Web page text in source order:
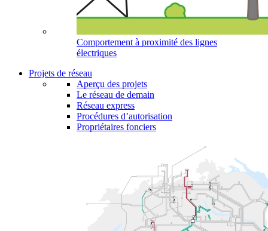
Comportement à proximité des lignes
électriques
Projets de réseau
Aperçu des projets
Le réseau de demain
Réseau express
Procédures d’autorisation
Propriétaires fonciers